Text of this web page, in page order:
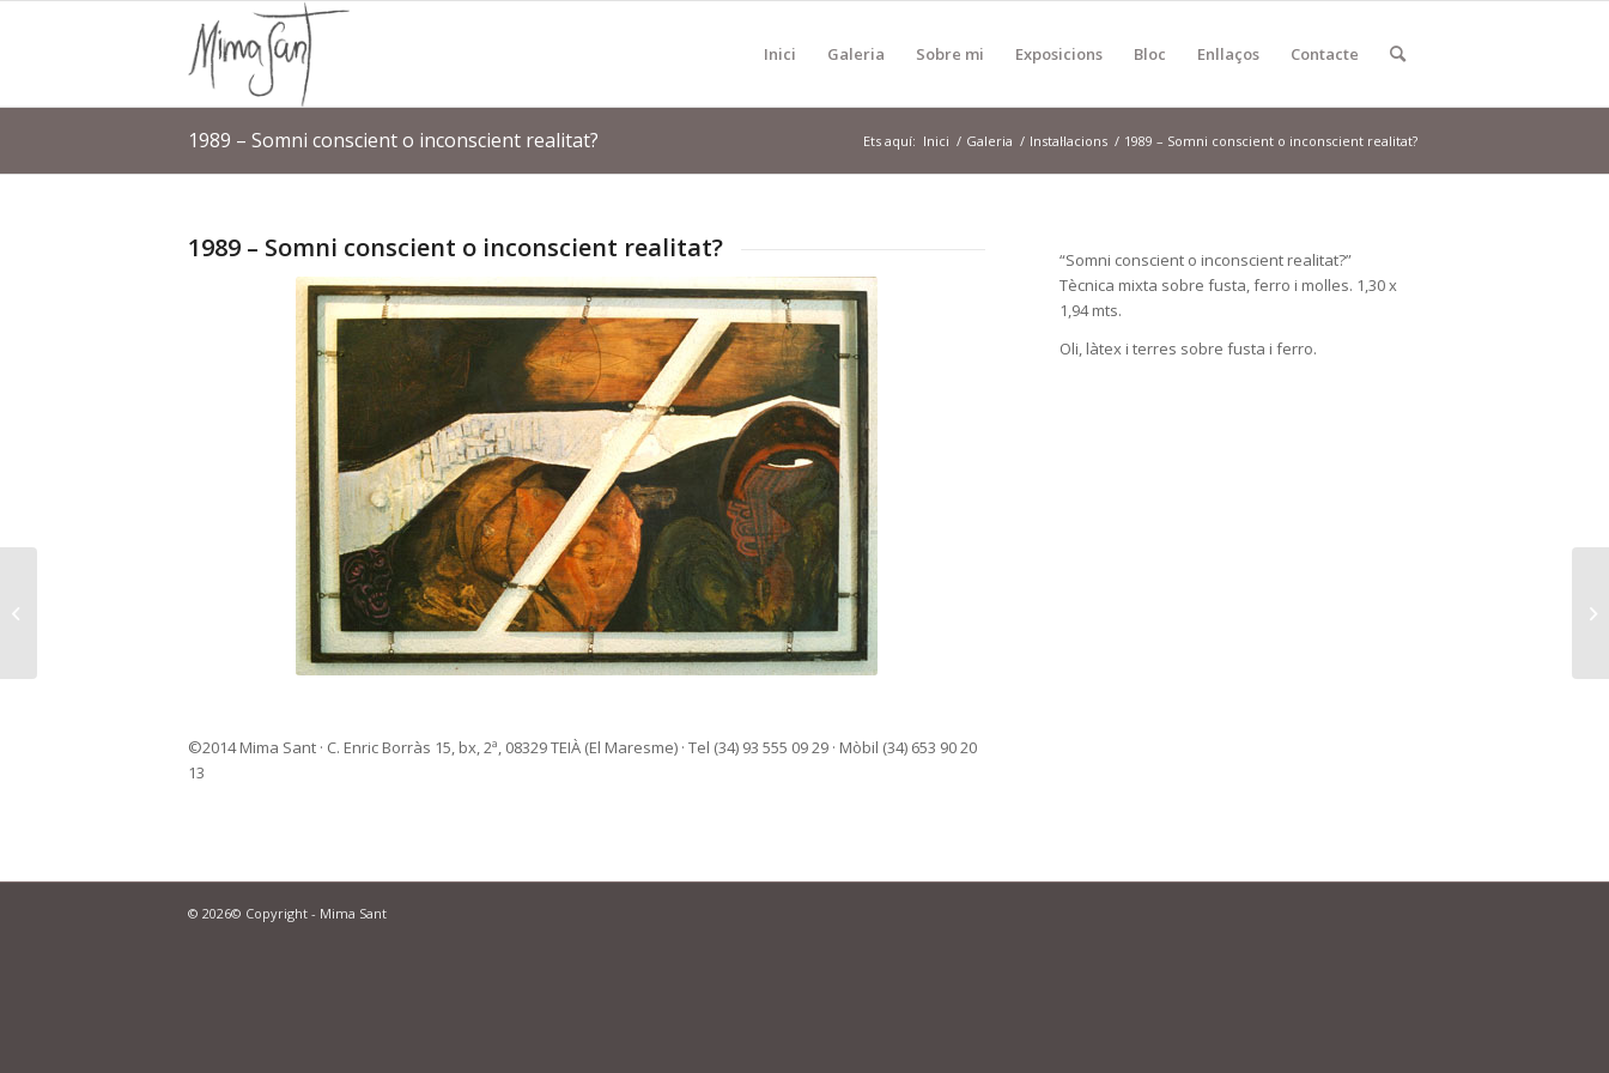
Inici Galeria Sobre mi Exposicions Bloc Enllaços Contacte
1989 – Somni conscient o inconscient realitat? Ets aquí: Inici / Galeria / Instal·lacions / 1989 – Somni conscient o inconscient realitat?
1989 – Somni conscient o inconscient realitat?
“Somni conscient o inconscient realitat?”
Tècnica mixta sobre fusta, ferro i molles. 1,30 x
1,94 mts.
Oli, làtex i terres sobre fusta i ferro.
©2014 Mima Sant · C. Enric Borràs 15, bx, 2ª, 08329 TEIÀ (El Maresme) · Tel (34) 93 555 09 29 · Mòbil (34) 653 90 20
13
© 2026© Copyright - Mima Sant